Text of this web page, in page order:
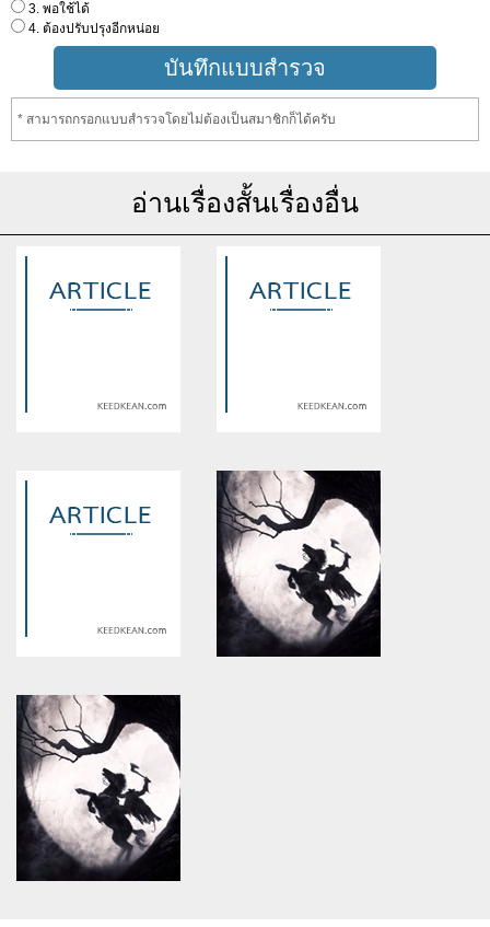
3. พอใช้ได้
4. ต้องปรับปรุงอีกหน่อย
* สามารถกรอกแบบสำรวจโดยไม่ต้องเป็นสมาชิกก็ได้ครับ
อ่านเรื่องสั้นเรื่องอื่น
assumed 'article_topic' (this
will throw an Error in a future
/home/keedkean/domains/keedkean.com/public_html/include/article/
Warning: Use of undefined
constant article_topic -
assumed 'article_topic' (this
will throw an Error in a future
version of PHP) in
/home/keedkean/domains/
on line534
น้องเปิ้ล 18+++
Warning: Use of undefined
constant article_topic -
assumed 'article_topic' (this
will throw an Error in a future
version of PHP) in
/home/keedkean/domains/keedkean.com/public_html/include/article/
on line534
ห่างผัว 18+++